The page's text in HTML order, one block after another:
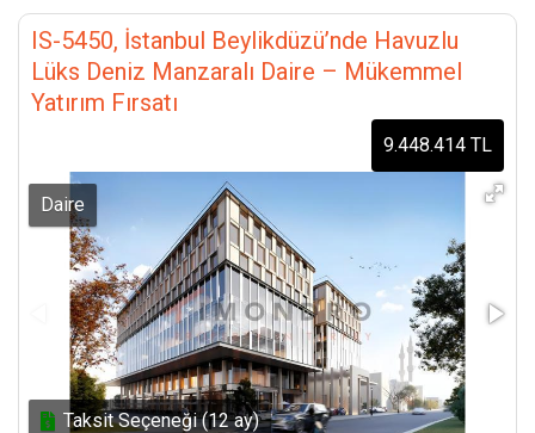
IS-5450, İstanbul Beylikdüzü’nde Havuzlu
Lüks Deniz Manzaralı Daire – Mükemmel
Yatırım Fırsatı
9.448.414 TL
Daire
Taksit Seçeneği (12 ay)